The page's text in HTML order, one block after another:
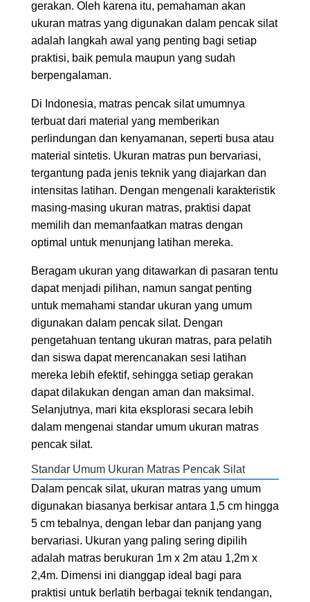
gerakan. Oleh karena itu, pemahaman akan
ukuran matras yang digunakan dalam pencak silat
adalah langkah awal yang penting bagi setiap
praktisi, baik pemula maupun yang sudah
berpengalaman.
Di Indonesia, matras pencak silat umumnya
terbuat dari material yang memberikan
perlindungan dan kenyamanan, seperti busa atau
material sintetis. Ukuran matras pun bervariasi,
tergantung pada jenis teknik yang diajarkan dan
intensitas latihan. Dengan mengenali karakteristik
masing-masing ukuran matras, praktisi dapat
memilih dan memanfaatkan matras dengan
optimal untuk menunjang latihan mereka.
Beragam ukuran yang ditawarkan di pasaran tentu
dapat menjadi pilihan, namun sangat penting
untuk memahami standar ukuran yang umum
digunakan dalam pencak silat. Dengan
pengetahuan tentang ukuran matras, para pelatih
dan siswa dapat merencanakan sesi latihan
mereka lebih efektif, sehingga setiap gerakan
dapat dilakukan dengan aman dan maksimal.
Selanjutnya, mari kita eksplorasi secara lebih
dalam mengenai standar umum ukuran matras
pencak silat.
Standar Umum Ukuran Matras Pencak Silat
Dalam pencak silat, ukuran matras yang umum
digunakan biasanya berkisar antara 1,5 cm hingga
5 cm tebalnya, dengan lebar dan panjang yang
bervariasi. Ukuran yang paling sering dipilih
adalah matras berukuran 1m x 2m atau 1,2m x
2,4m. Dimensi ini dianggap ideal bagi para
praktisi untuk berlatih berbagai teknik tendangan,